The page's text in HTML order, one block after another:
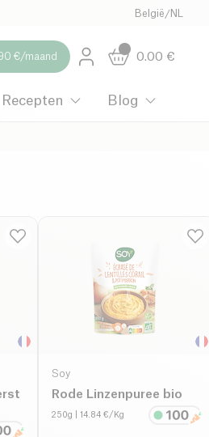
België /NL
€/maand 0.00 €
Recepten Blog
Soy
Rode Linzenpuree bio
250g | 14.84 €/Kg